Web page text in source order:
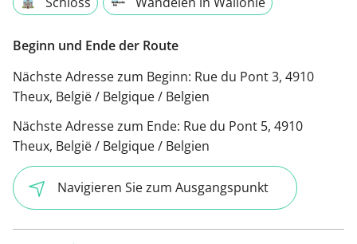
Beginn und Ende der Route
Nächste Adresse zum Beginn: Rue du Pont 3, 4910
Theux, België / Belgique / Belgien
Nächste Adresse zum Ende: Rue du Pont 5, 4910
Theux, België / Belgique / Belgien
Navigieren Sie zum Ausgangspunkt